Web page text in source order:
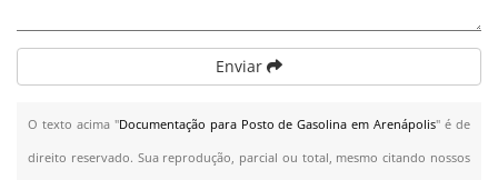
Enviar
O texto acima "Documentação para Posto de Gasolina em Arenápolis" é de
direito reservado. Sua reprodução, parcial ou total, mesmo citando nossos